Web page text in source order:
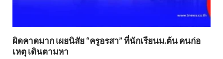
ผิดคาดมาก เผยนิสัย “ครูอรสา” ที่นักเรียนม.ต้น คนก่อ
เหตุ เดินตามหา